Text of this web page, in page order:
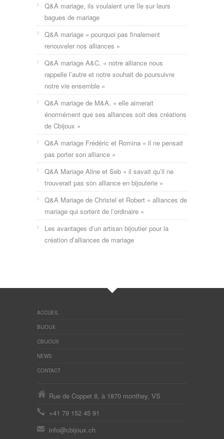
Q&A mariage, ils voulaient une île sur leurs
bagues de mariage
Q&A mariage « pourquoi pas finalement
renouveler nos alliances »
Q&A mariage A&C, « notre alliance nous
rappelle l’autre et notre souhait de poursuivre
notre vie ensemble »
Q&A mariage de M&A, « elle aimerait
énormément que ses alliances soit des créations
de Cbijoux »
Q&A mariage Frédéric et Romina « il ne pensait
pas porter son alliance »
Q&A Mariage Aline et Seb « il savait qu’il ne
trouverait pas son alliance en bijouterie »
Q&A Mariage de Christel et Robert « alliances de
mariage qui sortent de l’ordinaire »
Les avantages d’un artisan bijoutier pour la
création d’alliances de mariage
ACCUEIL
BIJOUX
CBIJOUX
NEWS
CONTACT
Rue de Coppet 8, à 1870 monthey, VS
+41 79 152 45 91
info@cbijoux.ch